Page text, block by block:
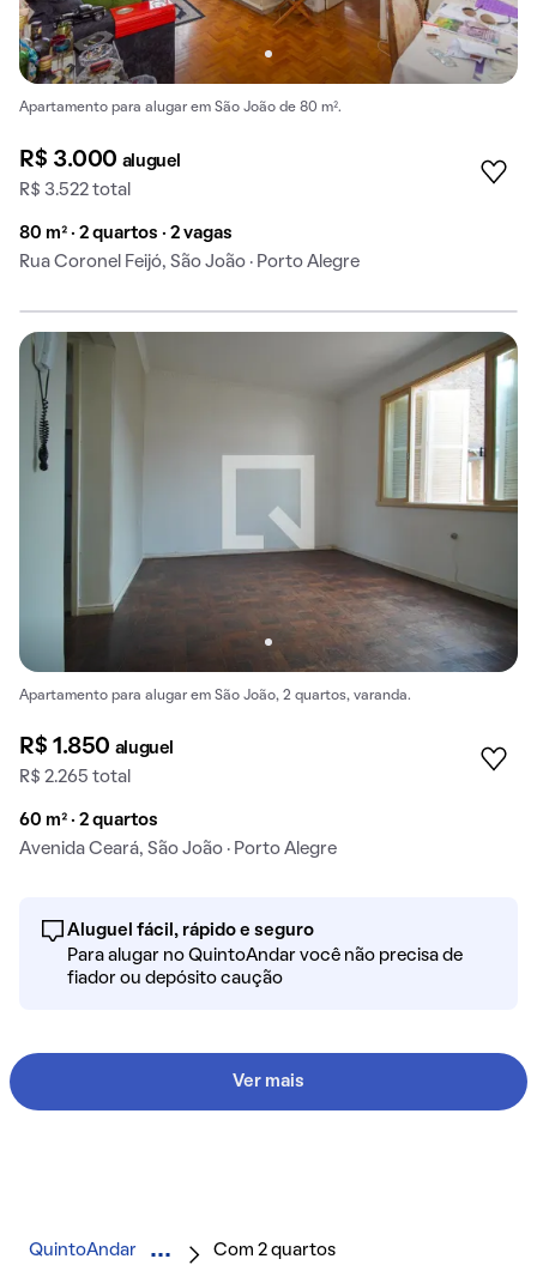
Apartamento para alugar em São João de 80 m².
R$ 3.000 aluguel
R$ 3.522 total
80 m² · 2 quartos · 2 vagas
Rua Coronel Feijó, São João · Porto Alegre
Apartamento para alugar em São João, 2 quartos, varanda.
R$ 1.850 aluguel
R$ 2.265 total
60 m² · 2 quartos
Avenida Ceará, São João · Porto Alegre
Aluguel fácil, rápido e seguro
Para alugar no QuintoAndar você não precisa de
fiador ou depósito caução
Ver mais
QuintoAndar Com 2 quartos